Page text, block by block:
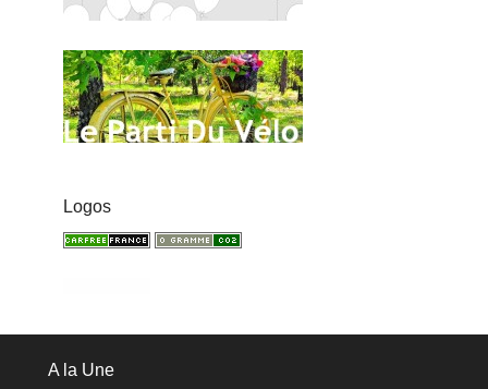
Logos
A la Une